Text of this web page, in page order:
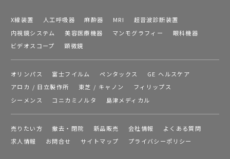
X線装置 人工呼吸器 麻酔器 MRI
超音波診断装置
内視鏡システム
美容医療機器 マンモグラフィー
眼科機器
ビデオスコープ
顕微鏡
オリンパス 富士フイルム ペンタックス
GE ヘルスケア
アロカ / 日立製作所
東芝 / キャノン
フィリップス
シーメンス
コニカミノルタ 島津メディカル
売りたい方 撤去・閉院 新品販売 会社情報
よくある質問
求人情報
お問合せ サイトマップ プライバシーポリシー